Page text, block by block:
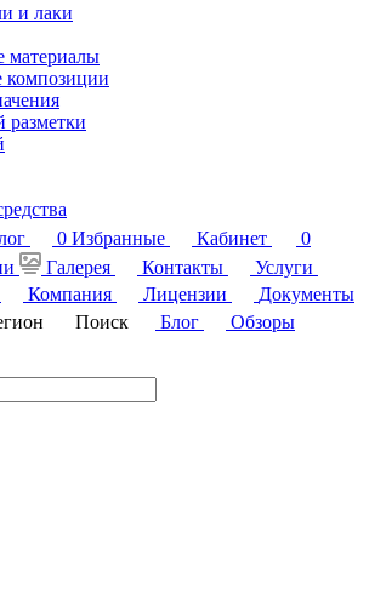
и лаки
материалы
композиции
0 Избранные Кабинет
0
Галерея Контакты
Услуги
Компания Лицензии
Документы
Поиск Блог
Обзоры